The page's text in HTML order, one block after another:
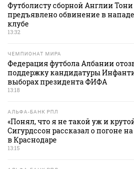
Футболисту сборной Англии Тони
предъявлено обвинение в
клубе
13:32
ЧЕМПИОНАТ МИРА
Федерация футбола Албании
поддержку кандидатуры
выборах президента ФИФА
13:18
АЛЬФА-БАНК РПЛ
«Понял, что я не такой уж и
Сигурдссон рассказал о погоне
в Краснодаре
13:15